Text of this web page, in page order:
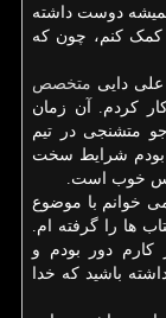
دوست داشته
کمک کنم، چون که
علی دایی متخصص
کردم. آن زمان
متشنجی در تیم
بودم شرایط سخت
خوب است.
خوانم با موضوع
ها را گرفته ام.
دور بودم و
باشید که خدا